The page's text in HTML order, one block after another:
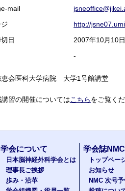
mail
http://
日
2007年10月10日
-
恵会医科大学病院 大学1号館講堂
習の開催についてはこちらをご覧くだ
学会について
日本脳神経外科学会とは
理事長ご挨拶
歩み・沿革
学会誌NMC
トップペー
お知らせ
NMC 次号